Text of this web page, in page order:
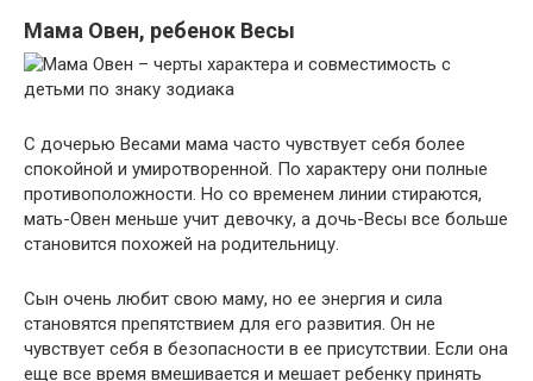
Мама Овен, ребенок Весы
С дочерью Весами мама часто чувствует себя более
спокойной и умиротворенной. По характеру они полные
противоположности. Но со временем линии стираются,
мать-Овен меньше учит девочку, а дочь-Весы все больше
становится похожей на родительницу.
Сын очень любит свою маму, но ее энергия и сила
становятся препятствием для его развития. Он не
чувствует себя в безопасности в ее присутствии. Если она
еще все время вмешивается и мешает ребенку принять